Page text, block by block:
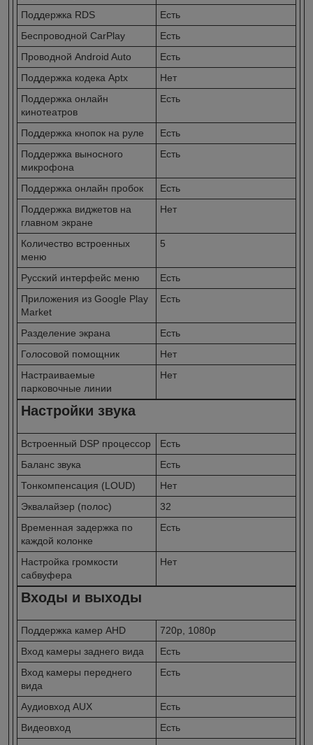
Поддержка RDS
Есть
Беспроводной CarPlay
Есть
Проводной Android Auto
Есть
Поддержка кодека Aptx
Нет
Поддержка онлайн
кинотеатров
Есть
Поддержка кнопок на руле
Есть
Поддержка выносного
микрофона
Есть
Поддержка онлайн пробок
Есть
Поддержка виджетов на
главном экране
Нет
Количество встроенных
меню
5
Русский интерфейс меню
Есть
Приложения из Google Play
Market
Есть
Разделение экрана
Есть
Голосовой помощник
Нет
Настраиваемые
парковочные линии
Нет
Настройки звука
Встроенный DSP процессор
Есть
Баланс звука
Есть
Тонкомпенсация (LOUD)
Нет
Эквалайзер (полос)
32
Временная задержка по
каждой колонке
Есть
Настройка громкости
сабвуфера
Нет
Входы и выходы
Поддержка камер AHD
720p, 1080p
Вход камеры заднего вида
Есть
Вход камеры переднего
вида
Есть
Аудиовход AUX
Есть
Видеовход
Есть